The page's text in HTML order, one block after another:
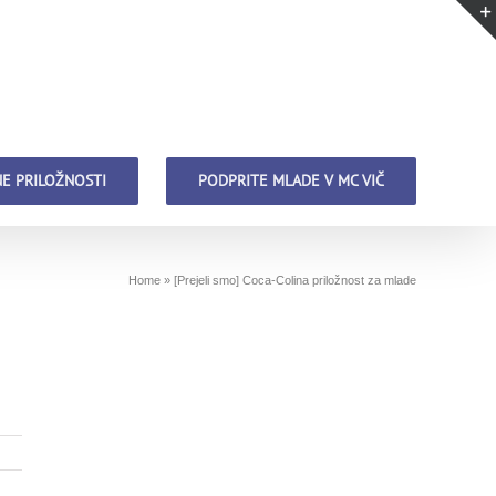
PRILOŽNOSTI PODPRITE MLADE V MC VIČ
Home » [Prejeli smo] Coca-Colina priložnost za mlade